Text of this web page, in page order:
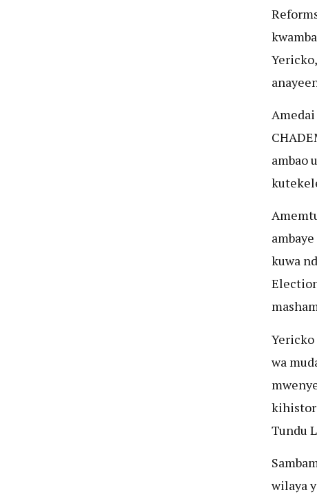
Amedai
ambao
kuwa
Yericko
wa
Tundu
wilaya